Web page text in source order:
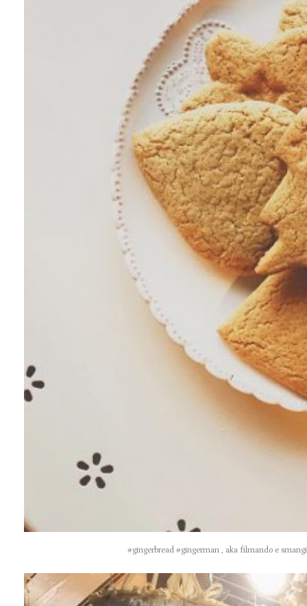
#gingerbread #gingerman , aka filmando e